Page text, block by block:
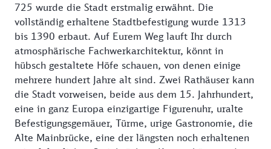
725 wurde die Stadt erstmalig erwähnt. Die
vollständig erhaltene Stadtbefestigung wurde 1313
bis 1390 erbaut. Auf Eurem Weg lauft Ihr durch
atmosphärische Fachwerkarchitektur, könnt in
hübsch gestaltete Höfe schauen, von denen einige
mehrere hundert Jahre alt sind. Zwei Rathäuser kann
die Stadt vorweisen, beide aus dem 15. Jahrhundert,
eine in ganz Europa einzigartige Figurenuhr, uralte
Befestigungsgemäuer, Türme, urige Gastronomie, die
Alte Mainbrücke, eine der längsten noch erhaltenen